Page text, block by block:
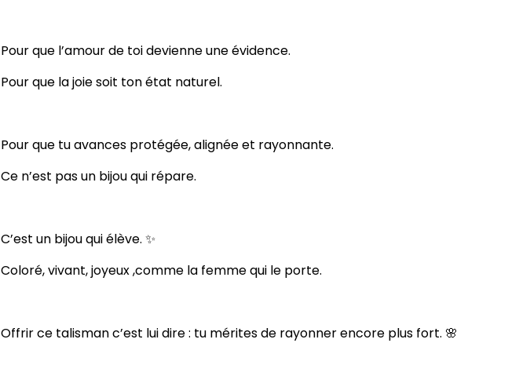
Pour que l’amour de toi devienne une évidence.
Pour que la joie soit ton état naturel.
Pour que tu avances protégée, alignée et rayonnante.
Ce n’est pas un bijou qui répare.
C’est un bijou qui élève. ✨
Coloré, vivant, joyeux ,comme la femme qui le porte.
Offrir ce talisman c’est lui dire : tu mérites de rayonner encore plus fort. 🌸